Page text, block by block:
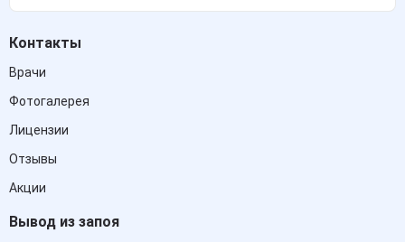
Контакты
Врачи
Фотогалерея
Лицензии
Отзывы
Акции
Вывод из запоя